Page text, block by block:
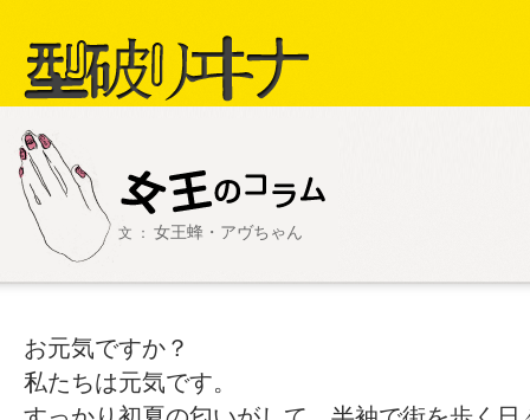
文 ： 女王蜂・アヴちゃん
お元気ですか？
私たちは元気です。